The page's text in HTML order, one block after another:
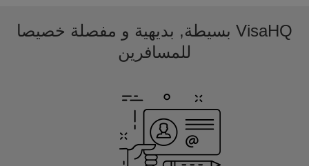
VisaHQ بسيطة, بديهية و مفصلة خصيصا
للمسافرين